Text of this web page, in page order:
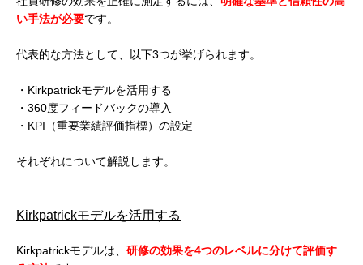
い手法が必要です。
代表的な方法として、以下3つが挙げられます。
・Kirkpatrickモデルを活用する
・360度フィードバックの導入
・KPI（重要業績評価指標）の設定
それぞれについて解説します。
Kirkpatrickモデルを活用する
Kirkpatrickモデルは、 研修の効果を4つのレベルに分けて評価す